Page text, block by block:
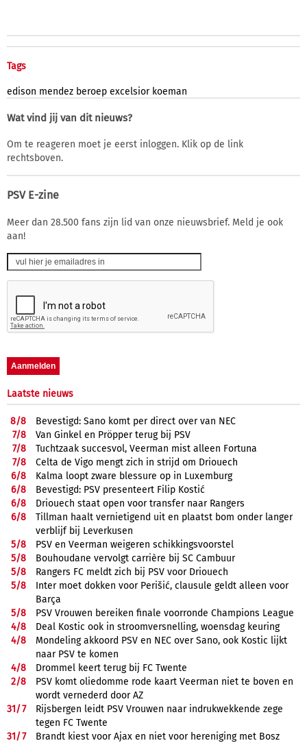
Tags
edison mendez beroep excelsior koeman
Wat vind jij van dit nieuws?
Om te reageren moet je eerst inloggen. Klik op de link
rechtsboven.
PSV E-zine
Meer dan 28.500 fans zijn lid van onze nieuwsbrief. Meld je ook
aan!
Laatste nieuws
8/8
Bevestigd: Sano komt per direct over van NEC
7/8
Van Ginkel en Pröpper terug bij PSV
7/8
Tuchtzaak succesvol, Veerman mist alleen Fortuna
7/8
Celta de Vigo mengt zich in strijd om Driouech
6/8
Kalma loopt zware blessure op in Luxemburg
6/8
Bevestigd: PSV presenteert Filip Kostić
6/8
Driouech staat open voor transfer naar Rangers
6/8
Tillman haalt vernietigend uit en plaatst bom onder langer
verblijf bij Leverkusen
5/8
PSV en Veerman weigeren schikkingsvoorstel
5/8
Bouhoudane vervolgt carrière bij SC Cambuur
5/8
Rangers FC meldt zich bij PSV voor Driouech
5/8
Inter moet dokken voor Perišić, clausule geldt alleen voor
Barça
5/8
PSV Vrouwen bereiken finale voorronde Champions League
4/8
Deal Kostic ook in stroomversnelling, woensdag keuring
4/8
Mondeling akkoord PSV en NEC over Sano, ook Kostic lijkt
naar PSV te komen
4/8
Drommel keert terug bij FC Twente
2/8
PSV komt oliedomme rode kaart Veerman niet te boven en
wordt vernederd door AZ
31/7
Rijsbergen leidt PSV Vrouwen naar indrukwekkende zege
tegen FC Twente
31/7
Brandt kiest voor Ajax en niet voor hereniging met Bosz